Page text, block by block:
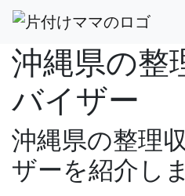
沖縄県の整
バイザー
沖縄県の整理
ザーを紹介し